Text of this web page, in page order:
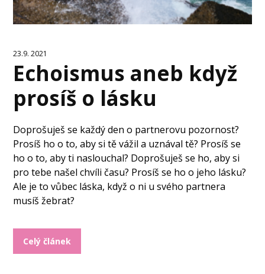
23.9. 2021
Echoismus aneb když
prosíš o lásku
Doprošuješ se každý den o partnerovu pozornost?
Prosíš ho o to, aby si tě vážil a uznával tě? Prosíš se
ho o to, aby ti naslouchal? Doprošuješ se ho, aby si
pro tebe našel chvíli času? Prosíš se ho o jeho lásku?
Ale je to vůbec láska, když o ni u svého partnera
musíš žebrat?
Celý článek